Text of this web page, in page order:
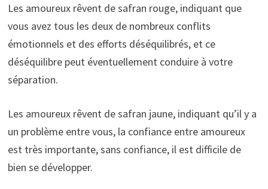
Les amoureux rêvent de safran rouge, indiquant que
vous avez tous les deux de nombreux conflits
émotionnels et des efforts déséquilibrés, et ce
déséquilibre peut éventuellement conduire à votre
séparation.
Les amoureux rêvent de safran jaune, indiquant qu’il y a
un problème entre vous, la confiance entre amoureux
est très importante, sans confiance, il est difficile de
bien se développer.